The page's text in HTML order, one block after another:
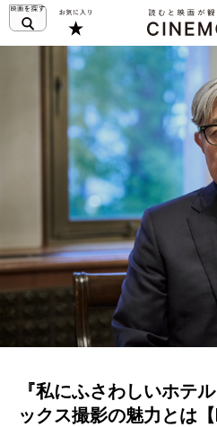
『私にふさわしいホテ
ックス撮影の魅力とは